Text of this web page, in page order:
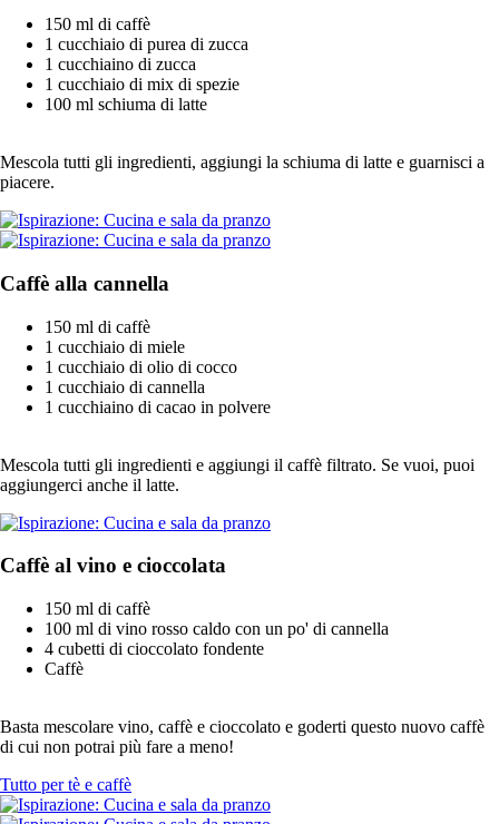
150 ml di caffè
1 cucchiaio di purea di zucca
1 cucchiaino di zucca
1 cucchiaio di mix di spezie
100 ml schiuma di latte
Mescola tutti gli ingredienti, aggiungi la schiuma di latte e guarnisci a
piacere.
Caffè alla cannella
150 ml di caffè
1 cucchiaio di miele
1 cucchiaio di olio di cocco
1 cucchiaio di cannella
1 cucchiaino di cacao in polvere
Mescola tutti gli ingredienti e aggiungi il caffè filtrato. Se vuoi, puoi
aggiungerci anche il latte.
Caffè al vino e cioccolata
150 ml di caffè
100 ml di vino rosso caldo con un po' di cannella
4 cubetti di cioccolato fondente
Caffè
Basta mescolare vino, caffè e cioccolato e goderti questo nuovo caffè
di cui non potrai più fare a meno!
Tutto per tè e caffè